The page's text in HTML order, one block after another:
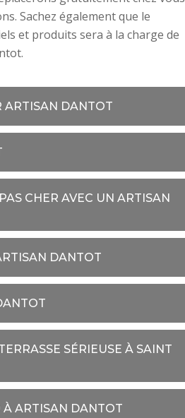
Sachez également que le
et produits sera à la charge de
ARTISAN DANTOT
CHER AVEC UN ARTISAN
DANTOT
SÉRIEUSE À SAINT
À ARTISAN DANTOT